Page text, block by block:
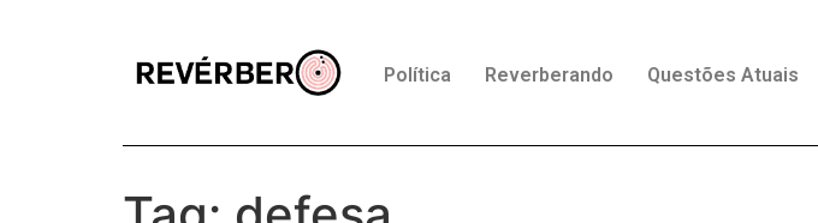
Política Reverberando Questões Atuais